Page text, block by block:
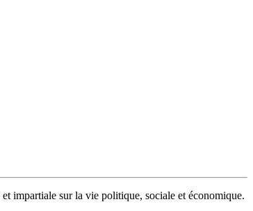
impartiale sur la vie politique, sociale et économique.